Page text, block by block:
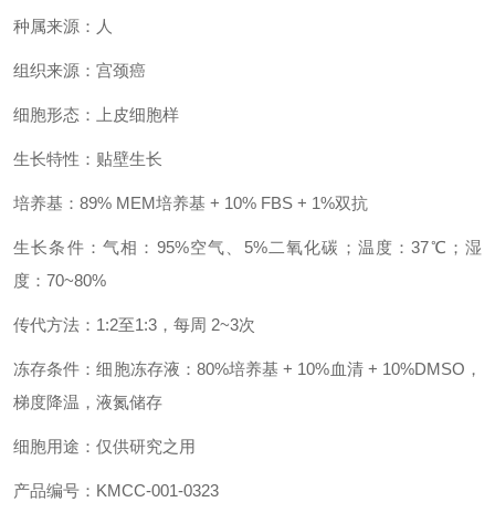
种属来源：人
组织来源：宫颈癌
细胞形态：上皮细胞样
生长特性：贴壁生长
培养基：89% MEM培养基 + 10% FBS + 1%双抗
生长条件：气相：95%空气、5%二氧化碳；温度：37℃；湿
度：70~80%
传代方法：1:2至1:3，每周 2~3次
冻存条件：细胞冻存液：80%培养基 + 10%血清 + 10%DMSO，
梯度降温，液氮储存
细胞用途：仅供研究之用
产品编号：KMCC-001-0323